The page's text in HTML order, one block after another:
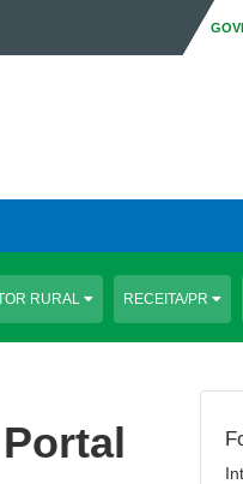
RURAL RECEITA/PR